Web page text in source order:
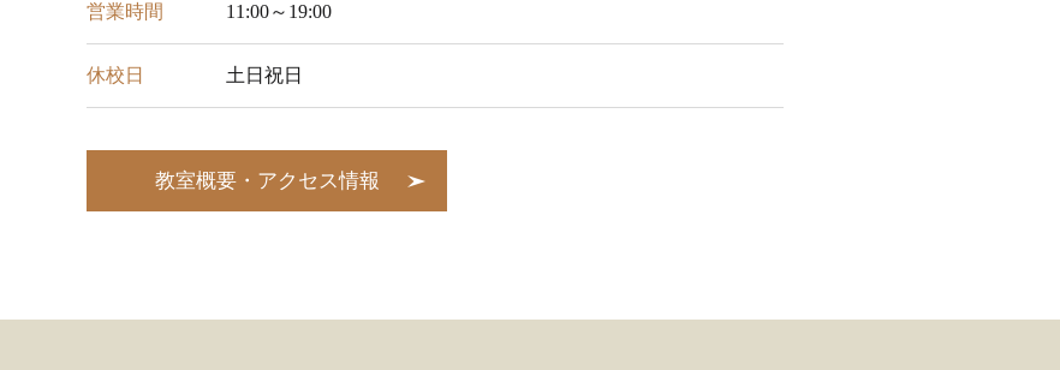
営業時間 11:00～19:00
休校日 土日祝日
教室概要・アクセス情報